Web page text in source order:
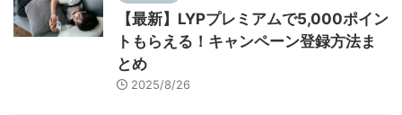
【最新】LYPプレミアムで5,000ポイン
トもらえる！キャンペーン登録方法ま
とめ
2025/8/26